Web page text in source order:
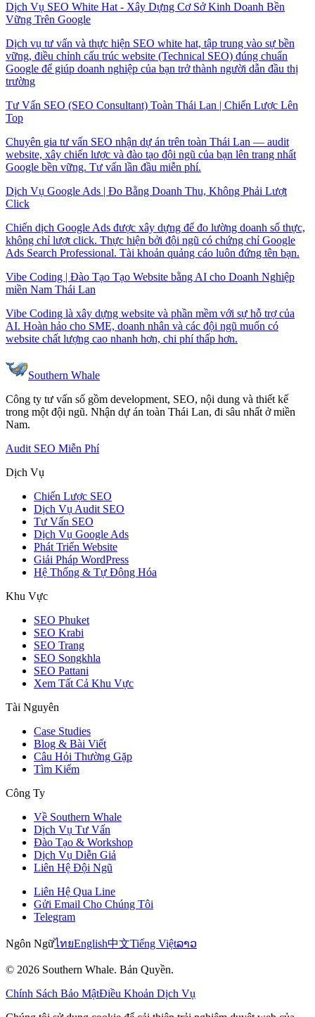
Dịch Vụ SEO White Hat - Xây Dựng Cơ Sở Kinh Doanh Bền
Vững Trên Google
Dịch vụ tư vấn và thực hiện SEO white hat, tập trung vào sự bền
vững, điều chỉnh cấu trúc website (Technical SEO) đúng chuẩn
Google để giúp doanh nghiệp của bạn trở thành ngườі dẫn đầu thị
trường
Tư Vấn SEO (SEO Consultant) Toàn Thái Lan | Chiến Lược Lên
Top
Chuyên gia tư vấn SEO nhận dự án trên toàn Thái Lan — audit
website, xây chiến lược và đào tạo đội ngũ của bạn lên trang nhất
Google bền vững. Tư vấn lần đầu miễn phí.
Dịch Vụ Google Ads | Đo Bằng Doanh Thu, Không Phải Lượt
Click
Chiến dịch Google Ads được xây dựng để đo lường doanh số thực,
không chỉ lượt click. Thực hiện bởi đội ngũ có chứng chỉ Google
Ads Search Professional. Tài khoản quảng cáo luôn đứng tên bạn.
Vibe Coding | Đào Tạo Tạo Website bằng AI cho Doanh Nghiệp
miền Nam Thái Lan
Vibe Coding là xây dựng website và phần mềm với sự hỗ trợ của
AI. Hoàn hảo cho SME, doanh nhân và các đội ngũ muốn có
website chất lượng cao nhanh hơn, chi phí thấp hơn.
Southern Whale
Công ty tư vấn số gồm development, SEO, nội dung và thiết kế
trong một đội ngũ. Nhận dự án toàn Thái Lan, đi sâu nhất ở miền
Nam.
Audit SEO Miễn Phí
Dịch Vụ
Chiến Lược SEO
Dịch Vụ Audit SEO
Tư Vấn SEO
Dịch Vụ Google Ads
Phát Triển Website
Giải Pháp WordPress
Hệ Thống & Tự Động Hóa
Khu Vực
SEO Phuket
SEO Krabi
SEO Trang
SEO Songkhla
SEO Pattani
Xem Tất Cả Khu Vực
Tài Nguyên
Case Studies
Blog & Bài Viết
Câu Hỏi Thường Gặp
Tìm Kiếm
Công Ty
Về Southern Whale
Dịch Vụ Tư Vấn
Đào Tạo & Workshop
Dịch Vụ Diễn Giả
Liên Hệ Đội Ngũ
Liên Hệ Qua Line
Gửi Email Cho Chúng Tôi
Telegram
Ngôn NgữไทยEnglish中文Tiếng Việtລາວ
© 2026 Southern Whale. Bản Quyền.
Chính Sách Bảo MậtĐiều Khoản Dịch Vụ